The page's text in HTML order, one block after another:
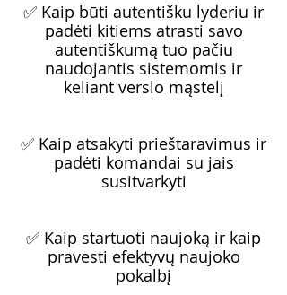
✅ Kaip būti autentišku lyderiu ir
padėti kitiems atrasti savo
autentiškumą tuo pačiu
naudojantis sistemomis ir
keliant verslo mąstelį
✅ Kaip atsakyti prieštaravimus ir
padėti komandai su jais
susitvarkyti
✅ Kaip startuoti naujoką ir kaip
pravesti efektyvų naujoko
pokalbį